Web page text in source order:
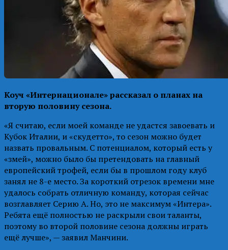
Коуч «Интернационале» рассказал о планах на
вторую половину сезона.
«Я считаю, если моей команде не удастся завоевать и
Кубок Италии, и «скудетто», то сезон можно будет
назвать провальным. С потенциалом, который есть у
«змей», можно было бы претендовать на главный
европейский трофей, если бы в прошлом году клуб
занял не 8-е место. За короткий отрезок времени мне
удалось собрать отличную команду, которая сейчас
возглавляет Серию А. Но, это не максимум «Интера».
Ребята ещё полностью не раскрыли свои таланты,
поэтому во второй половине сезона должны играть
ещё лучше», — заявил Манчини.